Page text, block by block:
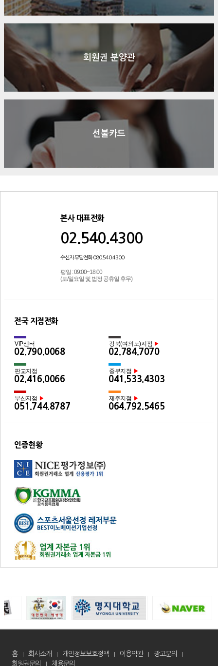
회원권 분양관
선불카드
본사 대표전화
02.540.4300
수신자 부담전화 080.540.4300
평일 : 09:00~18:00
(토/일요일 및 법정 공휴일 후무)
전국 지점전화
VIP센터
02.790.0068
강북(여의도)지점 ▶
02.784.7070
판교지점
02.416.0066
중부지점 ▶
041.533.4303
부산지점 ▶
051.744.8787
제주지점 ▶
064.792.5465
인증현황
홈 회사소개 개인정보보호정책 이용약관
광고문의
회원권문의
채용문의